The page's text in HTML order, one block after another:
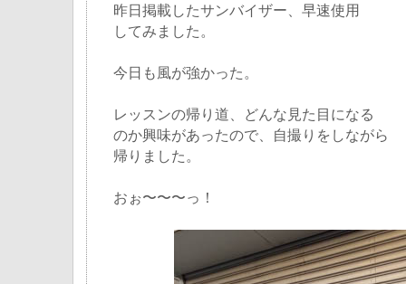
昨日掲載したサンバイザー、早速使用
してみました。
今日も風が強かった。
レッスンの帰り道、どんな見た目になる
のか興味があったので、自撮りをしながら
帰りました。
おぉ〜〜〜っ！